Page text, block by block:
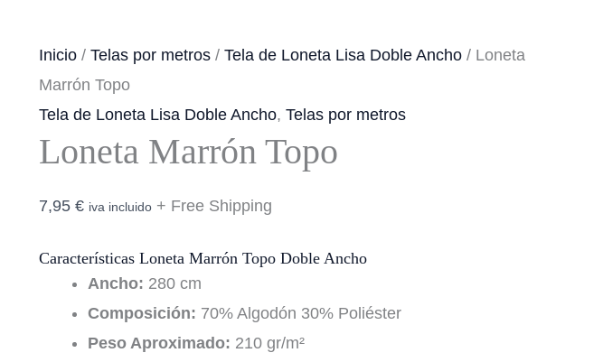
Inicio / Telas por metros / Tela de Loneta Lisa Doble Ancho / Loneta
Marrón Topo
Tela de Loneta Lisa Doble Ancho, Telas por metros
Loneta Marrón Topo
7,95 € iva incluido + Free Shipping
Características Loneta Marrón Topo Doble Ancho
Ancho: 280 cm
Composición: 70% Algodón 30% Poliéster
Peso Aproximado: 210 gr/m²